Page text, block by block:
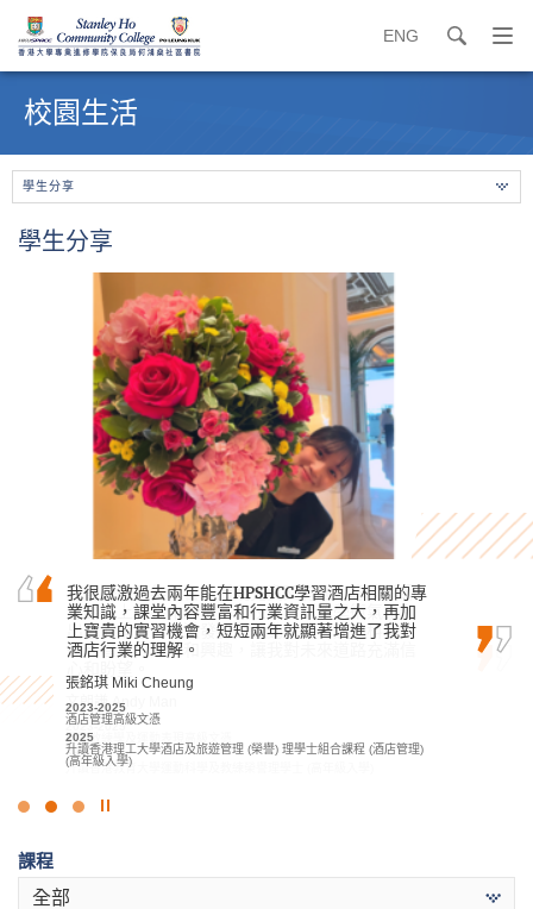
ENG search
打
開
始
校園生活
學生分享
學生分享
在書院的兩年學習生活既充實又有趣，專業講師
在課堂上多樣化的講解、校園活躍的學術氣氛和
出色的講座內容激發我對運動教育、運動科學及
運動管理的熱情和興趣，讓我對未來道路充滿信
文朗謙 Andy Man
2023-2025
運動教練學及運動表現高級文憑
2025
升讀香港教育大學運動科學及教練榮譽理學士 (高年級入學)
我很感激過去兩年能在HPSHCC學習酒店相關的專
業知識，課堂內容豐富和行業資訊量之大，再加
上寶貴的實習機會，短短兩年就顯著增進了我對
酒店行業的理解。
張銘琪 Miki Cheung
2023-2025
酒店管理高級文憑
2025
升讀香港理工大學酒店及旅遊管理 (榮譽) 理學士組合課程 (酒店管理)
(高年級入學)
作為由基礎文憑銜接升上高級文憑的學生，我起
初以為會難以跟上課程。幸好書院講師十分有耐
性地回答我的疑問，回覆電郵亦十分迅速，讓我
很快就跟上進度。
盧鍵鋒 Kenji Lo
2023-2025
會計學高級文憑 - 會計及財務策劃學
2025
升讀香港科技大學工商管理學士 (學分豁免)
點
課程
全部